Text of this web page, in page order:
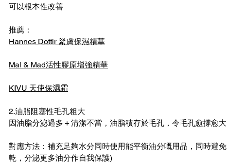
可以根本性改善
推薦：
Hannes Dottir 緊膚保濕精華
Mal & Mad活性膠原增強精華
KIVU 天使保濕霜
2.油脂阻塞性毛孔粗大
因油脂分泌過多＋清潔不當，油脂積存於毛孔，令毛孔愈撐愈大
對應方法：補充足夠水分同時使用能平衡油分嘅用品，同時避
乾，分泌更多油分作自我保護)